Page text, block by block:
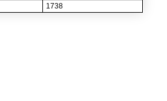
1738